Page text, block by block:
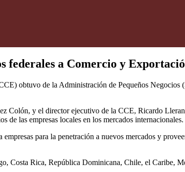
federales a Comercio y
obtuvo de la Administración de Pequeños Negocios
Colón, y el director ejecutivo de la CCE, Ricardo
las empresas locales en los mercados internacionales.
para la penetración a nuevos mercados y
Costa Rica, República Dominicana, Chile, el Caribe,